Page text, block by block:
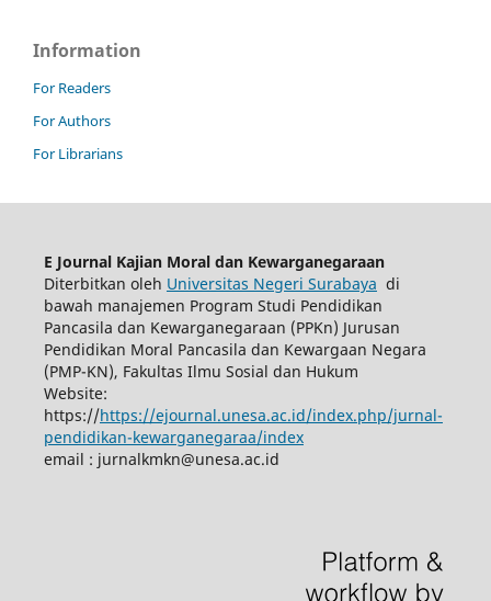
Information
For Readers
For Authors
For Librarians
E Journal Kajian Moral dan Kewarganegaraan
Diterbitkan oleh Universitas Negeri Surabaya di
bawah manajemen Program Studi Pendidikan
Pancasila dan Kewarganegaraan (PPKn) Jurusan
Pendidikan Moral Pancasila dan Kewargaan Negara
(PMP-KN), Fakultas Ilmu Sosial dan Hukum
Website:
https://https://ejournal.unesa.ac.id/index.php/jurnal-
pendidikan-kewarganegaraa/index
email : jurnalkmkn@unesa.ac.id